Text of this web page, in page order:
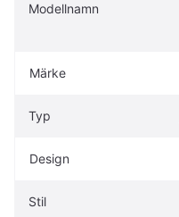
Modellnamn
Märke
Typ
Design
Stil